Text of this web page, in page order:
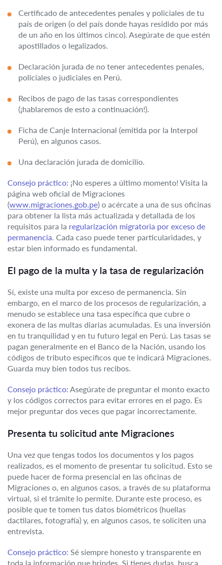
Certificado de antecedentes penales y policiales de tu
país de origen (o del país donde hayas residido por más
de un año en los últimos cinco). Asegúrate de que estén
apostillados o legalizados.
Declaración jurada de no tener antecedentes penales,
policiales o judiciales en Perú.
Recibos de pago de las tasas correspondientes
(¡hablaremos de esto a continuación!).
Ficha de Canje Internacional (emitida por la Interpol
Perú), en algunos casos.
Una declaración jurada de domicilio.
Consejo práctico: ¡No esperes a último momento! Visita la
página web oficial de Migraciones
(www.migraciones.gob.pe) o acércate a una de sus oficinas
para obtener la lista más actualizada y detallada de los
requisitos para la regularización migratoria por exceso de
permanencia. Cada caso puede tener particularidades, y
estar bien informado es fundamental.
El pago de la multa y la tasa de regularización
Sí, existe una multa por exceso de permanencia. Sin
embargo, en el marco de los procesos de regularización, a
menudo se establece una tasa específica que cubre o
exonera de las multas diarias acumuladas. Es una inversión
en tu tranquilidad y en tu futuro legal en Perú. Las tasas se
pagan generalmente en el Banco de la Nación, usando los
códigos de tributo específicos que te indicará Migraciones.
Guarda muy bien todos tus recibos.
Consejo práctico: Asegúrate de preguntar el monto exacto
y los códigos correctos para evitar errores en el pago. Es
mejor preguntar dos veces que pagar incorrectamente.
Presenta tu solicitud ante Migraciones
Una vez que tengas todos los documentos y los pagos
realizados, es el momento de presentar tu solicitud. Esto se
puede hacer de forma presencial en las oficinas de
Migraciones o, en algunos casos, a través de su plataforma
virtual, si el trámite lo permite. Durante este proceso, es
posible que te tomen tus datos biométricos (huellas
dactilares, fotografía) y, en algunos casos, te soliciten una
entrevista.
Consejo práctico: Sé siempre honesto y transparente en
toda la información que brindes. Si tienes dudas, busca